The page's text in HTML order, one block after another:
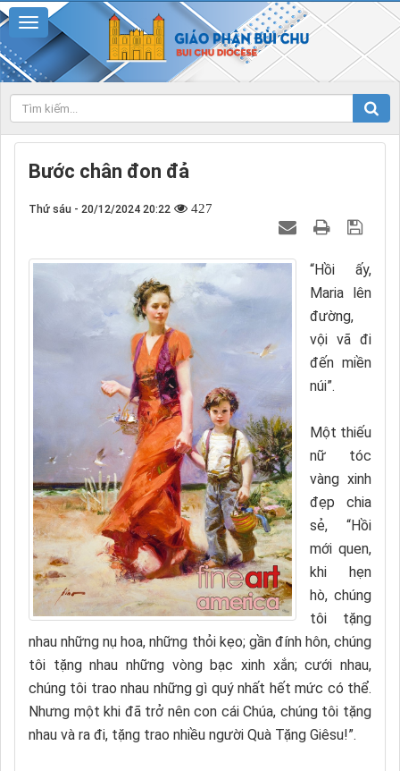
Bước chân đon đả
Thứ sáu - 20/12/2024 20:22 427
“Hồi ấy,
Maria lên
đường,
vội vã đi
đến miền
núi”.
Một thiếu
nữ tóc
vàng xinh
đẹp chia
sẻ, “Hồi
mới quen,
khi hẹn
hò, chúng
tôi tặng
nhau những nụ hoa, những thỏi kẹo; gần đính hôn, chúng
tôi tặng nhau những vòng bạc xinh xắn; cưới nhau,
chúng tôi trao nhau những gì quý nhất hết mức có thể.
Nhưng một khi đã trở nên con cái Chúa, chúng tôi tặng
nhau và ra đi, tặng trao nhiều người Quà Tặng Giêsu!”.